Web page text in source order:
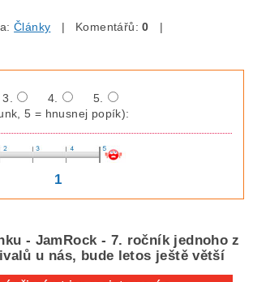
Články | Komentářů:0 |
3. 4.
5.
5 = hnusnej popík):
1
- JamRock - 7. ročník jednoho z
u nás, bude letos ještě větší